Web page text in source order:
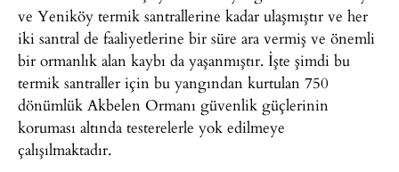
ve Yeniköy termik santrallerine kadar ulaşmıştır ve her
iki santral de faaliyetlerine bir süre ara vermiş ve önemli
bir ormanlık alan kaybı da yaşanmıştır. İşte şimdi bu
termik santraller için bu yangından kurtulan 750
dönümlük Akbelen Ormanı güvenlik güçlerinin
koruması altında testerelerle yok edilmeye
çalışılmaktadır.